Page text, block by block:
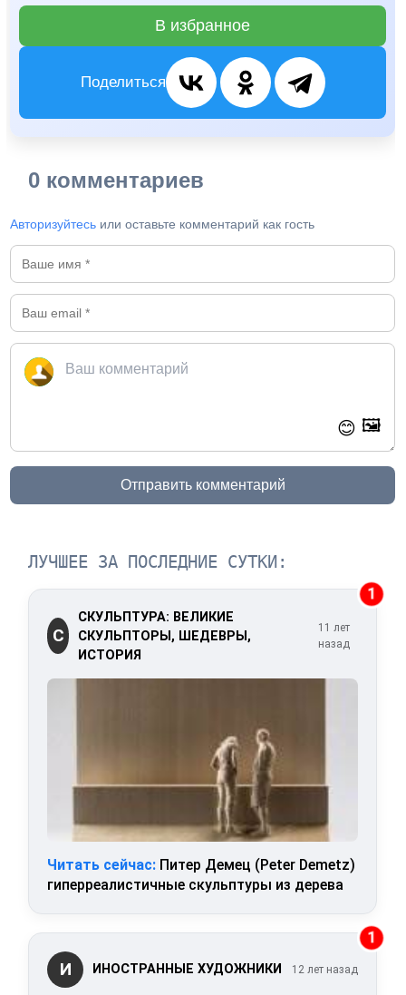
В избранное
Поделиться
0 комментариев
Авторизуйтесь или оставьте комментарий как гость
😊 🖼️
Отправить комментарий
ЛУЧШЕЕ ЗА ПОСЛЕДНИЕ СУТКИ:
1
С
СКУЛЬПТУРА: ВЕЛИКИЕ
СКУЛЬПТОРЫ, ШЕДЕВРЫ,
ИСТОРИЯ
11 лет
назад
Читать сейчас: Питер Демец (Peter Demetz)
гиперреалистичные скульптуры из дерева
1
И ИНОСТРАННЫЕ ХУДОЖНИКИ 12 лет назад